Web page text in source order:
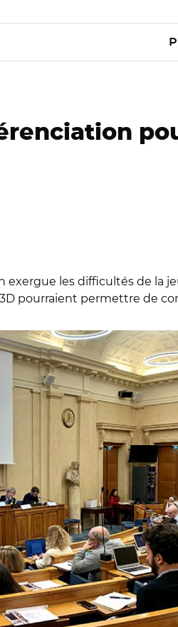
les difficultés de la
pourraient permettre de